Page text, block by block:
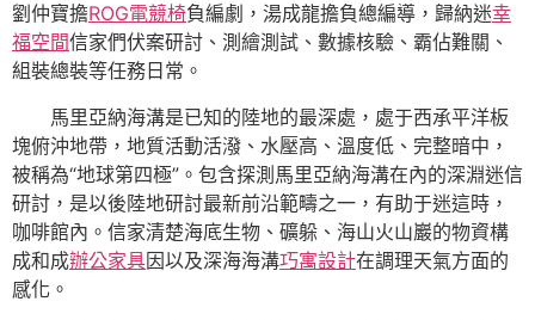
劉仲寶擔ROG電競椅負編劇，湯成龍擔負總編導，歸納迷幸
福空間信家們伏案研討、測繪測試、數據核驗、霸佔難關、
組裝總裝等任務日常。
馬里亞納海溝是已知的陸地的最深處，處于西承平洋板
塊俯沖地帶，地質活動活潑、水壓高、溫度低、完整暗中，
被稱為“地球第四極”。包含探測馬里亞納海溝在內的深淵迷信
研討，是以後陸地研討最新前沿範疇之一，有助于迷這時，
咖啡館內。信家清楚海底生物、礦躲、海山火山巖的物資構
成和成辦公家具因以及深海海溝巧寓設計在調理天氣方面的
感化。